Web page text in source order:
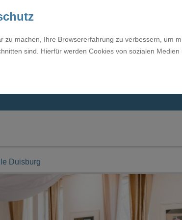
zu machen, Ihre Browsererfahrung zu verbessern, um
sind. Hierfür werden Cookies von sozialen
Duisburg